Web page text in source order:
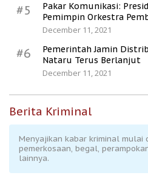
#5
Pakar Komunikasi:
Pemimpin Orkestra
December 11, 2021
#6
Pemerintah Jamin
Nataru Terus Berlanjut
December 11, 2021
Berita Kriminal
Menyajikan kabar kriminal mulai
pemerkosaan, begal,
lainnya.